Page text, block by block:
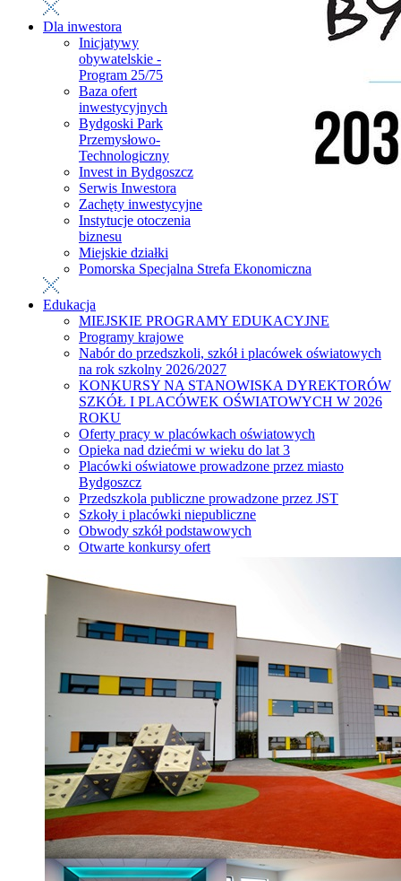
Dla inwestora
Inicjatywy
obywatelskie -
Program 25/75
Baza ofert
inwestycyjnych
Bydgoski Park
Przemysłowo-
Technologiczny
Invest in Bydgoszcz
Serwis Inwestora
Zachęty inwestycyjne
Instytucje otoczenia
biznesu
Miejskie działki
Pomorska Specjalna Strefa Ekonomiczna
Edukacja
MIEJSKIE PROGRAMY EDUKACYJNE
Programy krajowe
Nabór do przedszkoli, szkół i placówek oświatowych
na rok szkolny 2026/2027
KONKURSY NA STANOWISKA DYREKTORÓW
SZKÓŁ I PLACÓWEK OŚWIATOWYCH W 2026
ROKU
Oferty pracy w placówkach oświatowych
Opieka nad dziećmi w wieku do lat 3
Placówki oświatowe prowadzone przez miasto
Bydgoszcz
Przedszkola publiczne prowadzone przez JST
Szkoły i placówki niepubliczne
Obwody szkół podstawowych
Otwarte konkursy ofert